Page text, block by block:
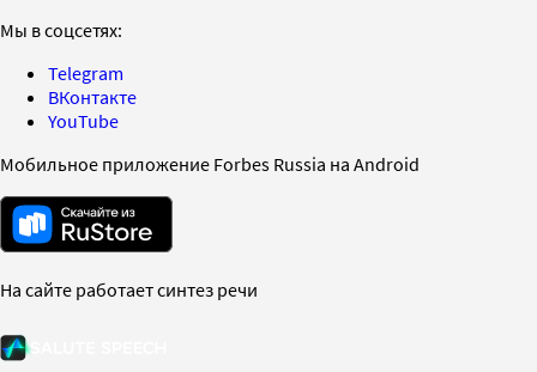
Мы в соцсетях:
Telegram
ВКонтакте
YouTube
Мобильное приложение Forbes Russia на Android
На сайте работает синтез речи